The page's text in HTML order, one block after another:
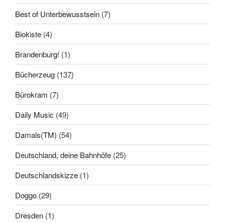
Best of Unterbewusstsein (7)
Biokiste (4)
Brandenburg! (1)
Bücherzeug (137)
Bürokram (7)
Daily Music (49)
Damals(TM) (54)
Deutschland, deine Bahnhöfe (25)
Deutschlandskizze (1)
Doggo (29)
Dresden (1)